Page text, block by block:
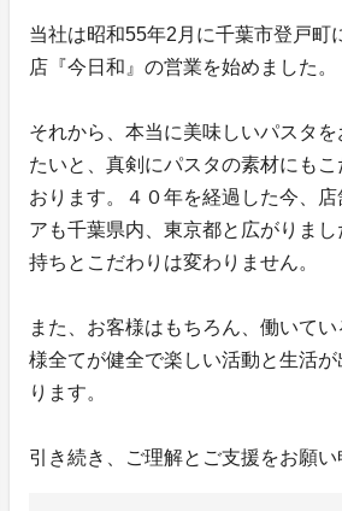
当社は昭和55年2月に千葉市登戸町
店『今日和』の営業を始めました。
それから、本当に美味しいパスタ
たいと、真剣にパスタの素材にも
おります。４０年を経過した今、店
アも千葉県内、東京都と広がりま
持ちとこだわりは変わりません。
また、お客様はもちろん、働いてい
様全てが健全で楽しい活動と生活
ります。
引き続き、ご理解とご支援をお願い